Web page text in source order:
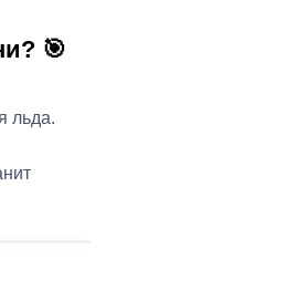
🎯
льда.